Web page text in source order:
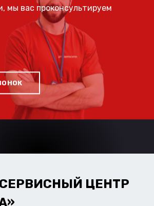
мы вас проконсультируем
ЦЕНТР